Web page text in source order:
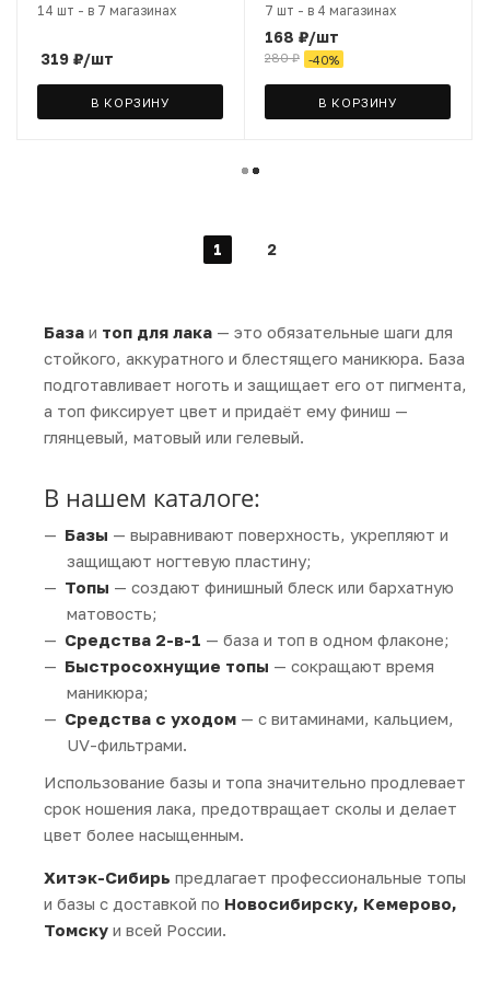
14 шт - в 7 магазинах
319 ₽/шт
В КОРЗИНУ
7 шт - в 4 магазинах
168 ₽/шт
280₽ -40%
В КОРЗИНУ
1 2
База и топ для лака — это обязательные шаги для
стойкого, аккуратного и блестящего маникюра. База
подготавливает ноготь и защищает его от пигмента,
а топ фиксирует цвет и придаёт ему финиш —
глянцевый, матовый или гелевый.
В нашем каталоге:
Базы — выравнивают поверхность, укрепляют и
защищают ногтевую пластину;
Топы — создают финишный блеск или бархатную
матовость;
Средства 2-в-1 — база и топ в одном флаконе;
Быстросохнущие топы — сокращают время
маникюра;
Средства с уходом — с витаминами, кальцием,
UV-фильтрами.
Использование базы и топа значительно продлевает
срок ношения лака, предотвращает сколы и делает
цвет более насыщенным.
Хитэк-Сибирь предлагает профессиональные топы
и базы с доставкой по Новосибирску, Кемерово,
Томску и всей России.